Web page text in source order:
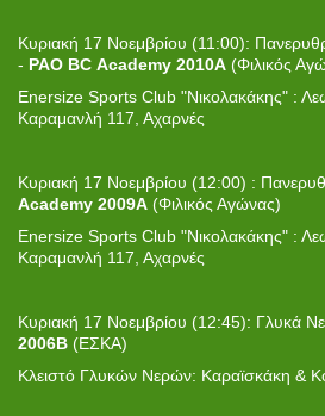
Κυριακή 17 Νοεμβρίου (11:00):
- PAO BC Academy 2010Α (Φιλικός
Enersize Sports Club "Νικολακάκης" :
Καραμανλή 117, Αχαρνές
Κυριακή 17 Νοεμβρίου (12:00) :
Academy 2009Α (Φιλικός Αγώνας)
Enersize Sports Club "Νικολακάκης" :
Καραμανλή 117, Αχαρνές
Κυριακή 17 Νοεμβρίου (12:45): Γλυκά
2006B (ΕΣΚΑ)
Κλειστό Γλυκών Νερών: Καραϊσκάκη &